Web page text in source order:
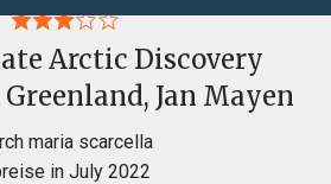
Arctic Discovery
Jan Mayen
maria scarcella
in July 2022